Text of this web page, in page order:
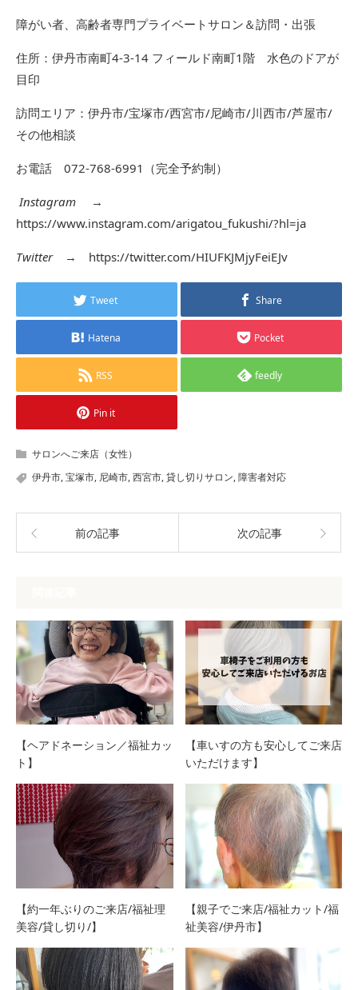
障がい者、高齢者専門プライベートサロン＆訪問・出張
住所：伊丹市南町4-3-14 フィールド南町1階 水色のドアが
目印
訪問エリア：伊丹市/宝塚市/西宮市/尼崎市/川西市/芦屋市/
その他相談
お電話 072-768-6991（完全予約制）
Instagram →
https://www.instagram.com/arigatou_fukushi/?hl=ja
Twitter→ https://twitter.com/HIUFKJMjyFeiEJv
Tweet Share
Hatena Pocket
RSS feedly
Pin it
サロンへご来店（女性）
伊丹市,宝塚市, 尼崎市,西宮市,貸し切りサロン,障害者対応
前の記事 次の記事
【ヘアドネーション／福祉カッ
ト】
【車いすの方も安心してご来店
いただけます】
【約一年ぶりのご来店/福祉理
美容/貸し切り/】
【親子でご来店/福祉カット/福
祉美容/伊丹市】